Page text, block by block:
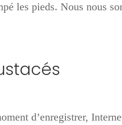
les pieds. Nous nous
d’enregistrer,